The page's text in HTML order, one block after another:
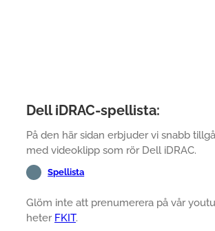
Dell iDRAC-spellista:
På den här sidan erbjuder vi snabb
med videoklipp som rör Dell iDRAC.
Spellista
Glöm inte att prenumerera på vår
heter FKIT.